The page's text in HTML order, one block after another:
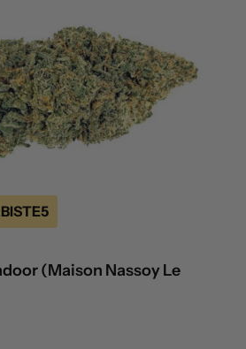
(Maison Nassoy Le